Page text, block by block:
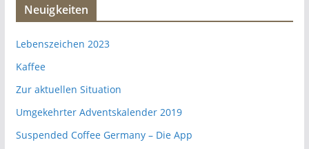
Neuigkeiten
Lebenszeichen 2023
Kaffee
Zur aktuellen Situation
Umgekehrter Adventskalender 2019
Suspended Coffee Germany – Die App